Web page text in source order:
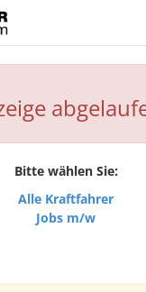
Bitte wählen Sie:
Alle Kraftfahrer
Jobs m/w